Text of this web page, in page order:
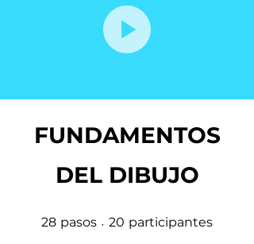
FUNDAMENTOS
DEL DIBUJO
28 pasos 28 pasos
20 participantes